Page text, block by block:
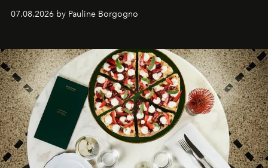
expertise se rencontrent.
07.08.2026 by Pauline Borgogno